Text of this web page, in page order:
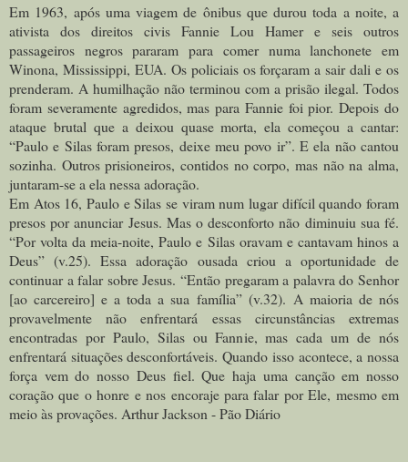
Em 1963, após uma viagem de ônibus que durou toda a noite, a
ativista dos direitos civis Fannie Lou Hamer e seis outros
passageiros negros pararam para comer numa lanchonete em
Winona, Mississippi, EUA. Os policiais os forçaram a sair dali e os
prenderam. A humilhação não terminou com a prisão ilegal. Todos
foram severamente agredidos, mas para Fannie foi pior. Depois do
ataque brutal que a deixou quase morta, ela começou a cantar:
“Paulo e Silas foram presos, deixe meu povo ir”. E ela não cantou
sozinha. Outros prisioneiros, contidos no corpo, mas não na alma,
juntaram-se a ela nessa adoração.
Em Atos 16, Paulo e Silas se viram num lugar difícil quando foram
presos por anunciar Jesus. Mas o desconforto não diminuiu sua fé.
“Por volta da meia-noite, Paulo e Silas oravam e cantavam hinos a
Deus” (v.25). Essa adoração ousada criou a oportunidade de
continuar a falar sobre Jesus. “Então pregaram a palavra do Senhor
[ao carcereiro] e a toda a sua família” (v.32). A maioria de nós
provavelmente não enfrentará essas circunstâncias extremas
encontradas por Paulo, Silas ou Fannie, mas cada um de nós
enfrentará situações desconfortáveis. Quando isso acontece, a nossa
força vem do nosso Deus fiel. Que haja uma canção em nosso
coração que o honre e nos encoraje para falar por Ele, mesmo em
meio às provações. Arthur Jackson - Pão Diário